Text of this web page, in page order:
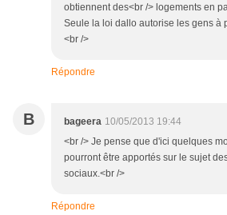
obtiennent des<br /> logements en
Seule la loi dallo autorise les gens à
<br />
Répondre
B bageera 10/05/2013 19:44
<br /> Je pense que d'ici quelques
pourront être apportés sur le sujet
sociaux.<br />
Répondre